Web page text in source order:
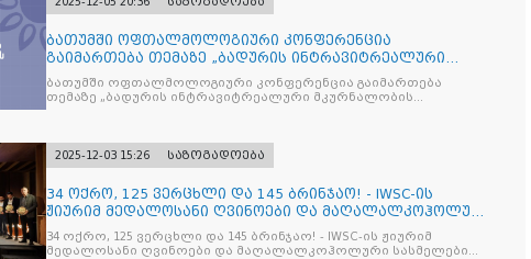
ბათუმში ოფთალმოლოგიური კონფერენცია
გაიმართება თემაზე „ბადურის ინტრავიტრეალური
მკურნალობის ოპტიმიზაცი
ბათუმში ოფთალმოლოგიური კონფერენცია გაიმართება
თემაზე „ბადურის ინტრავიტრეალური მკურნალობის
2025-12-03 15:26 საზოგადოება
34 ოქრო, 125 ვერცხლი და 145 ბრინჯაო! - IWSC-ის
ჟიურიმ მედალოსანი ღვინოები და მაღალალკოჰოლური
სასმელე
34 ოქრო, 125 ვერცხლი და 145 ბრინჯაო! - IWSC-ის ჟიურიმ
მედალოსანი ღვინოები და მაღალალკოჰოლური სასმელები